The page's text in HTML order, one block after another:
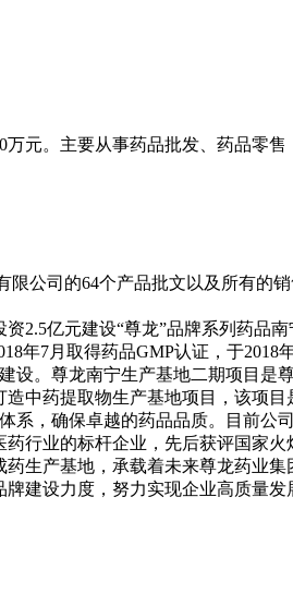
元。主要从事药品批发、药品零
公司的64个产品批文以及所有的
2.5亿元建设“尊龙”品牌系列药品
年7月取得药品GMP认证，于2018
设。尊龙南宁生产基地二期项目是
中药提取物生产基地项目，该项目
，确保卓越的药品品质。目前公
行业的标杆企业，先后获评国家
生产基地，承载着未来尊龙药业集
建设力度，努力实现企业高质量发